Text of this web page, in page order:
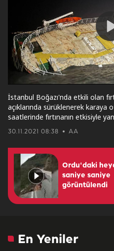
30.11.2021 08:38 AA
İstanbul Boğazı'nda etkili olan
açıklarında sürüklenerek karaya
saatlerinde fırtınanın etkisiyle
Ordu'daki
saniye saniye
görüntülendi
En Yeniler